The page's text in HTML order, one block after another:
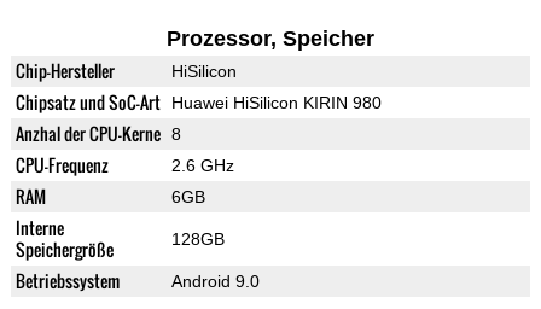
Prozessor, Speicher
Chip-Hersteller HiSilicon
Chipsatz und SoC-Art Huawei HiSilicon KIRIN 980
Anzhal der CPU-Kerne 8
CPU-Frequenz 2.6 GHz
RAM 6GB
Interne
Speichergröße
128GB
Betriebssystem Android 9.0